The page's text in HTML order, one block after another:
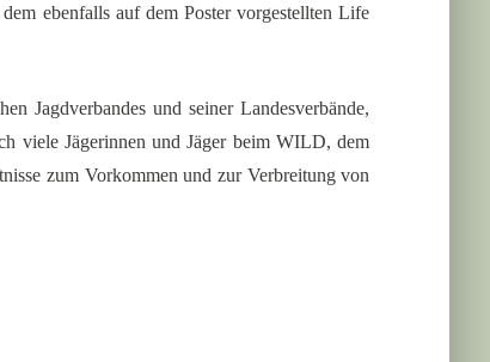
ebenfalls auf dem Poster vorgestellten Life
Jagdverbandes und seiner Landesverbände,
viele Jägerinnen und Jäger beim WILD, dem
zum Vorkommen und zur Verbreitung von